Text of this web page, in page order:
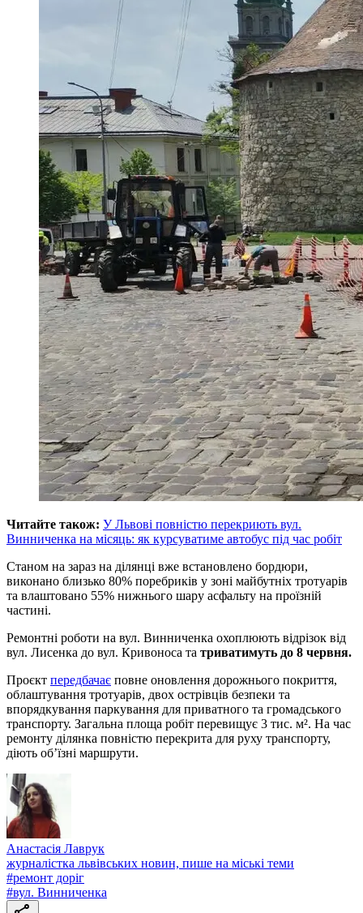
Читайте також: У Львові повністю перекриють вул.
Винниченка на місяць: як курсуватиме автобус під час робіт
Станом на зараз на ділянці вже встановлено бордюри,
виконано близько 80% поребриків у зоні майбутніх тротуарів
та влаштовано 55% нижнього шару асфальту на проїзній
частині.
Ремонтні роботи на вул. Винниченка охоплюють відрізок від
вул. Лисенка до вул. Кривоноса та триватимуть до 8 червня.
Проєкт передбачає повне оновлення дорожнього покриття,
облаштування тротуарів, двох острівців безпеки та
впорядкування паркування для приватного та громадського
транспорту. Загальна площа робіт перевищує 3 тис. м². На час
ремонту ділянка повністю перекрита для руху транспорту,
діють об’їзні маршрути.
Анастасія Лаврук
журналістка львівських новин, пише на міські теми
#ремонт доріг
#вул. Винниченка